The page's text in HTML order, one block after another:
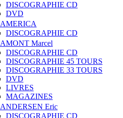
DISCOGRAPHIE CD
DVD
AMERICA
DISCOGRAPHIE CD
AMONT Marcel
DISCOGRAPHIE CD
DISCOGRAPHIE 45 TOURS
DISCOGRAPHIE 33 TOURS
DVD
LIVRES
MAGAZINES
ANDERSEN Eric
DISCOGRAPHIE CD